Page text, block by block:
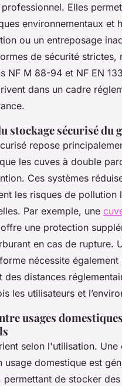
Elles
environnementaux et
ou un entreposage
de sécurité strictes,
NF M 88-94 et NF EN
dans un cadre
stockage sécurisé du
repose
les cuves à double
Ces systèmes
les risques de pollution
Par exemple, une
une protection
en cas de rupture.
nécessite également
des distances
les utilisateurs et
usages
selon l'utilisation. Une
usage domestique est
permettant de stocker